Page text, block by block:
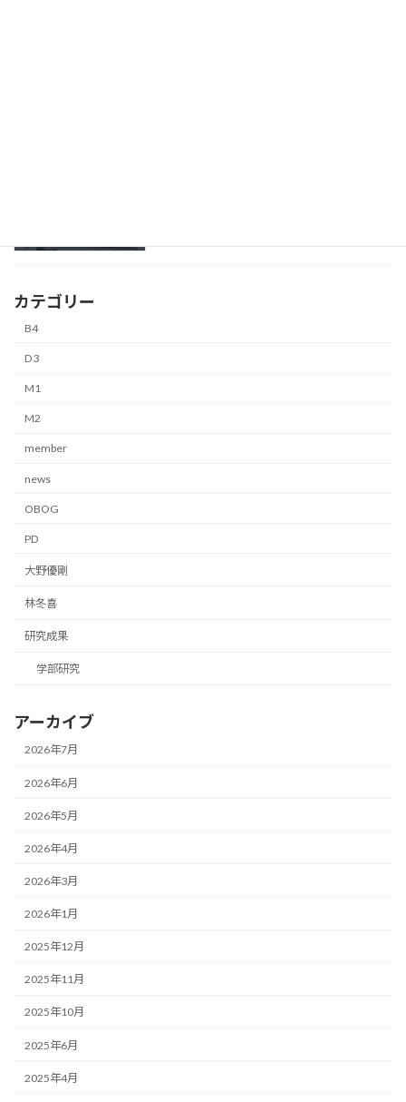
カテゴリー
B4
D3
M1
M2
member
news
OBOG
PD
大野優剛
林冬喜
研究成果
学部研究
アーカイブ
2026年7月
2026年6月
2026年5月
2026年4月
2026年3月
2026年1月
2025年12月
2025年11月
2025年10月
2025年6月
2025年4月